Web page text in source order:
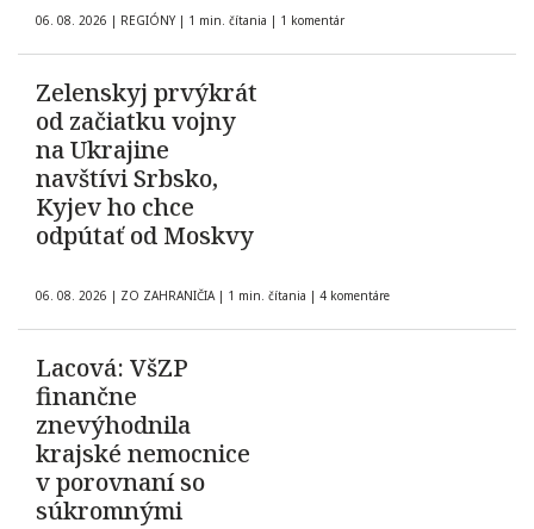
06. 08. 2026 | REGIÓNY | 1 min. čítania | 1 komentár
Zelenskyj prvýkrát
od začiatku vojny
na Ukrajine
navštívi Srbsko,
Kyjev ho chce
odpútať od Moskvy
06. 08. 2026 | ZO ZAHRANIČIA | 1 min. čítania | 4 komentáre
Lacová: VšZP
finančne
znevýhodnila
krajské nemocnice
v porovnaní so
súkromnými